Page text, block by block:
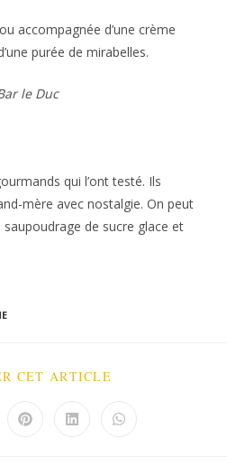
accompagnée d’une crème
purée de mirabelles.
le Duc
qui l’ont testé. Ils
mère avec nostalgie. On peut
de sucre glace et
CET ARTICLE